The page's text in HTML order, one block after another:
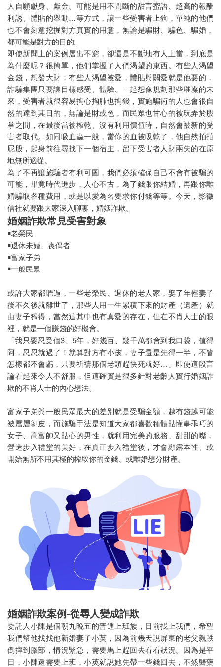
婚姻詐欺
查前科
感情挽回
設計離婚
萬事屋
租霸驅離
人自願獻身、獻金。可能是用不間斷的甜言蜜語、超高的報酬
利誘、體貼的舉動…等方式，讓一些受害者上鉤，單純的他們
也不會刻意挖掘對方真實的用意，無論是騙財、騙色、騙婚，
都可能是對方的目的。
即使新聞上的案例層出不窮，卻還是不斷地有人上當，到底是
為什麼呢？很簡單，他們掌握了人們渴望的東西。有些人渴望
金錢，想發大財；有些人渴望被愛，體貼與關愛就是他要的，
詐騙集團只要讓目標感受、體驗、一起想像規劃那些璀璨的未
來，受害者就很容易掏心掏肺也掏錢，實施騙術的人也會很自
然的達到其目的，無論是財或色，而民眾也甘心的被玩弄於股
掌之間，在最後當被榨乾、沒有利用價值時，自然會被新的受
害者取代。如同吸血蟲一般，當你的血被吸乾了，他自然拍拍
屁股，起身前往尋找下一個宿主，留下受害者人財兩失的在原
地無所適從。
為了不再讓施騙者有利可圖，我們必須確保自己不會有被騙的
可能，畢竟時代進步，人心不古，為了錢跟你結婚，再跟你離
婚騙取各種費用，或是以愛為名要求你付錢等等。今天，影徵
信社就要跟大家深入聊聊，婚姻詐欺。
婚姻詐欺常見受害對象
￭老榮民
￭退休未婚、喪偶者
￭富家子弟
￭一般民眾
或許大家都聽過，一些老榮民、退休的老人家，娶了年輕妻子
後不久後就離世了，那些人用一生累積下來的財產（遺產）就
由妻子獨得，當然這其中也有真愛的存在，但在不肖人士的眼
裡，就是一個賺錢的好機會。
「我只要忍受個3、5年，好幾百、幾千萬都會到我口袋，值得
阿，忍忍就過了！就算對方有小孩，妻子還是先得一半，不管
怎樣都不會虧，只要祈禱那個老頭趕快死就好…」即使這段言
論看起來令人不舒服，但這確實是很多針對老齡人實行婚姻詐
欺的不肖人士的內心想法。
富家子弟與一般民眾最大的差別就是受騙金額，越有錢越可能
被層層剝皮，而施騙手法是知道大家都喜歡種體貼懂事乖巧的
女子、高富帥又貼心的男性，就利用完美的服務、甜甜的嘴，
營造步入禮堂的美好，在真正步入禮堂後，才會顯露本性、或
開始無所不用其極的榨取你的金錢、或離婚想分財產。
婚姻詐欺案例-從尋人變成詐欺
委託人小陳是個朝九晚五的普通上班族，日前找上我們，希望
我們幫他找找他新婚妻子小英，因為前幾天說屏東的老父親跌
倒摔到腦部，情況緊急，需要馬上趕回去看看狀況。因為是平
日，小陳還需要上班，小英就說她先帶一些錢回去，不然醫藥